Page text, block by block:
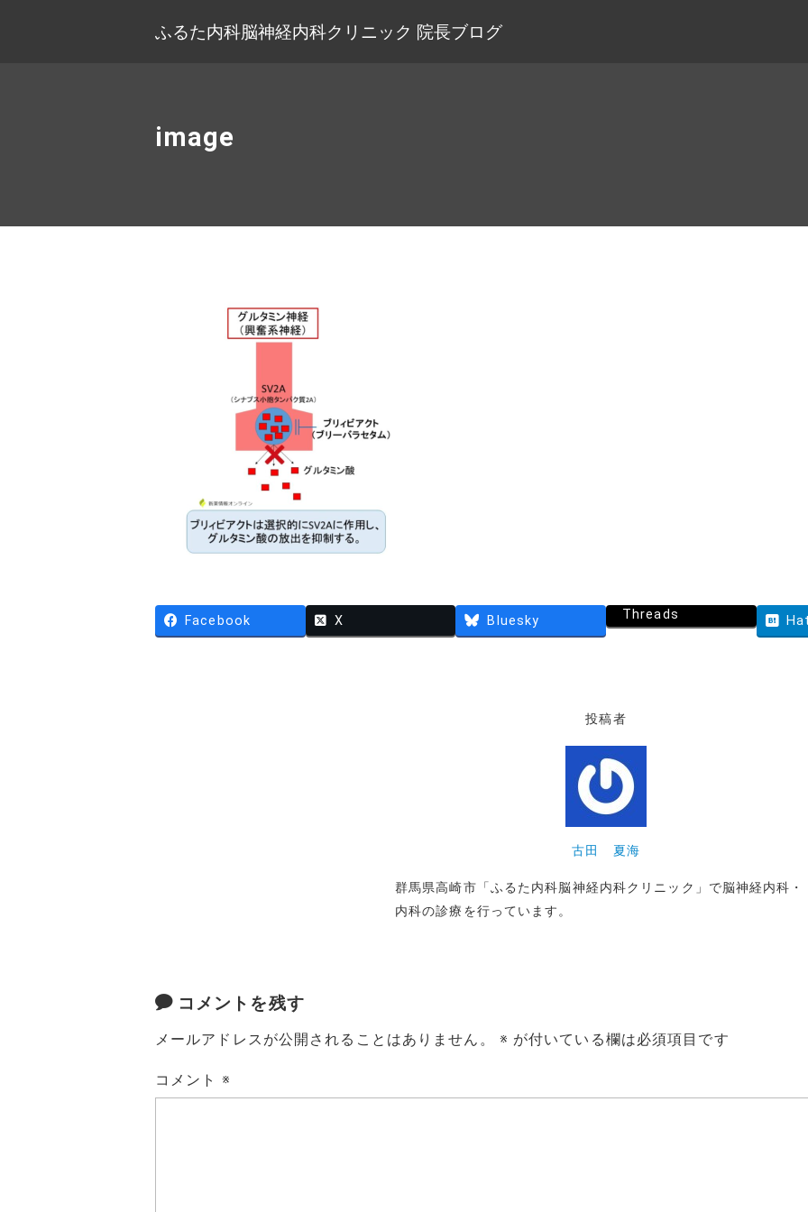
ふるた内科脳神経内科クリニック 院長ブログ
image
Facebook X Bluesky Threads
投稿者
古田 夏海
群馬県高崎市「ふるた内科脳神経内科クリニック」で脳神経内科・
内科の診療を行っています。
コメントを残す
メールアドレスが公開されることはありません。 ※ が付いている欄は必須項目です
コメント ※